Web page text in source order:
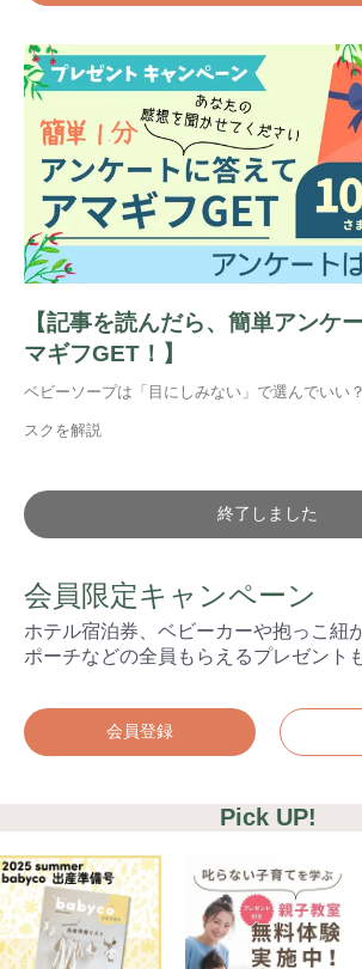
【記事を読んだら、簡単アンケ
マギフGET！】
ベビーソープは「目にしみない」で選んでいい
スクを解説
終了しました
会員限定キャンペーン
ホテル宿泊券、ベビーカーや抱っこ紐
ポーチなどの全員もらえるプレゼント
会員登録
Pick UP!